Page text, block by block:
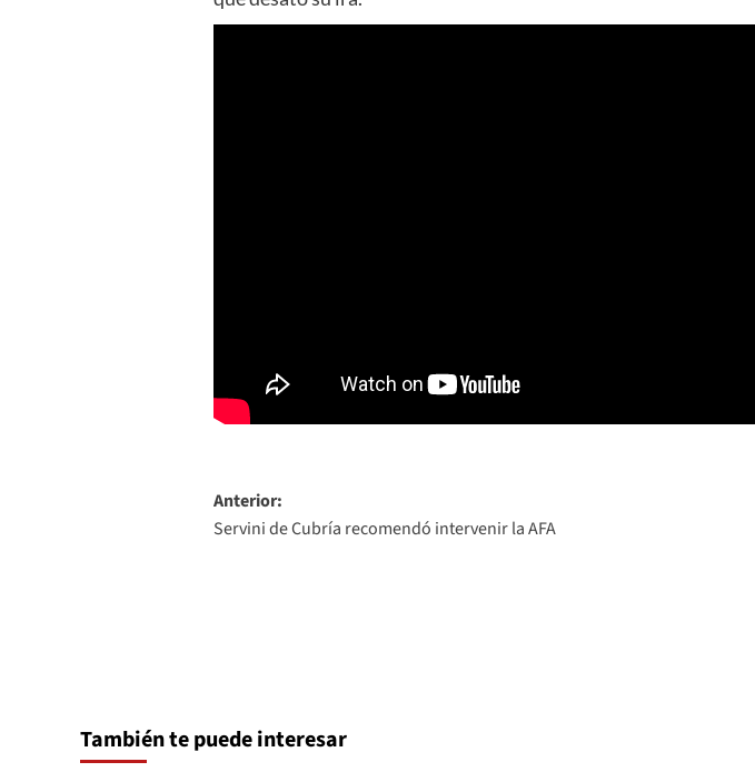
Navegación
de
Anterior:
Servini de Cubría recomendó intervenir la AFA
También te puede interesar